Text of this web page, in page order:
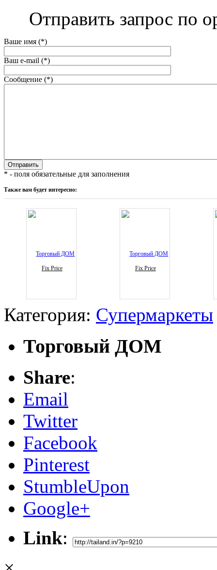
Отправить запрос по
Ваше имя (*)
Ваш e-mail (*)
Сообщение (*)
* - поля обязательные для заполнения
Также вам будет интересно:
Fix Price Fix Price
Категория: Супермаркеты
Торговый ДОМ
Share:
Email
Twitter
Facebook
Pinterest
StumbleUpon
Google+
Link: